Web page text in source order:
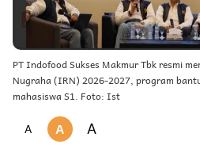
PT Indofood Sukses Makmur Tbk resmi
Nugraha (IRN) 2026-2027, program
mahasiswa S1. Foto: Ist
A A A